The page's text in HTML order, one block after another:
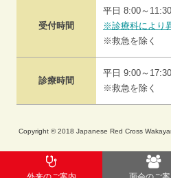
受付時間
平日 8:00～11:30
※診療科により
※救急を除く
診療時間
平日 9:00～17:30
※救急を除く
Copyright © 2018 Japanese Red Cross